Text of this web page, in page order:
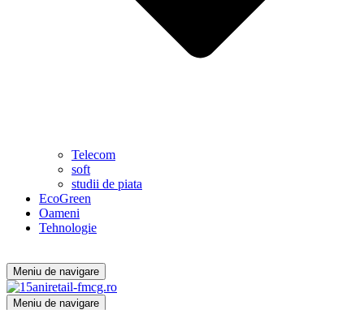
Telecom
soft
studii de piata
EcoGreen
Oameni
Tehnologie
Meniu de navigare
Meniu de navigare